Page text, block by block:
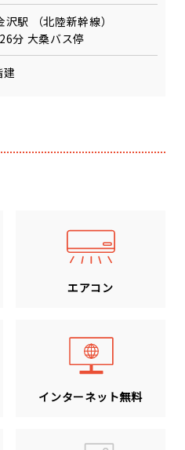
駅 （北陸新幹線）
分 大桑バス停
エアコン
インターネット無料